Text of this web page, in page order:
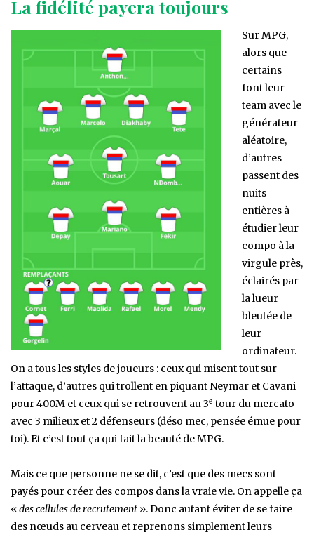
La fidélité payera toujours
Sur MPG,
alors que
certains
font leur
team avec le
générateur
aléatoire,
d’autres
passent des
nuits
entières à
étudier leur
compo à la
virgule près,
éclairés par
la lueur
bleutée de
leur
ordinateur.
On a tous les styles de joueurs : ceux qui misent tout sur
l’attaque, d’autres qui trollent en piquant Neymar et Cavani
pour 400M et ceux qui se retrouvent au 3e tour du mercato
avec 3 milieux et 2 défenseurs (déso mec, pensée émue pour
toi). Et c’est tout ça qui fait la beauté de MPG.
Mais ce que personne ne se dit, c’est que des mecs sont
payés pour créer des compos dans la vraie vie. On appelle ça
«des cellules de recrutement ». Donc autant éviter de se faire
des nœuds au cerveau et reprenons simplement leurs